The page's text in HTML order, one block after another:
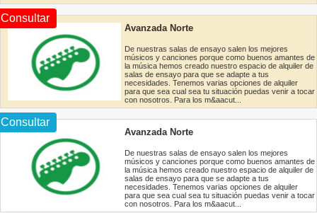
Consultar
Avanzada Norte
De nuestras salas de ensayo salen los mejores
músicos y canciones porque como buenos amantes de
la música hemos creado nuestro espacio de alquiler de
salas de ensayo para que se adapte a tus
necesidades. Tenemos varias opciones de alquiler
para que sea cual sea tu situación puedas venir a tocar
con nosotros. Para los m&aacut...
Consultar
Avanzada Norte
De nuestras salas de ensayo salen los mejores
músicos y canciones porque como buenos amantes de
la música hemos creado nuestro espacio de alquiler de
salas de ensayo para que se adapte a tus
necesidades. Tenemos varias opciones de alquiler
para que sea cual sea tu situación puedas venir a tocar
con nosotros. Para los m&aacut...